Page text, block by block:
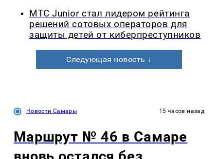
МТС Junior стал лидером рейтинга
решений сотовых операторов для
защиты детей от киберпреступников
Следующая новость ↓
Новости Самары 15 часов назад
Маршрут № 46 в Самаре